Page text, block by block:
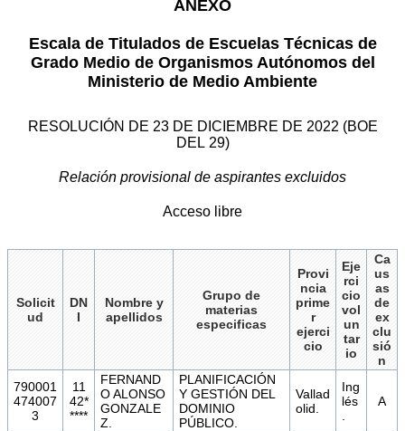
ANEXO
Escala de Titulados de Escuelas Técnicas de
Grado Medio de Organismos Autónomos del
Ministerio de Medio Ambiente
RESOLUCIÓN DE 23 DE DICIEMBRE DE 2022 (BOE
DEL 29)
Relación provisional de aspirantes excluidos
Acceso libre
Solicit
ud
DN
I
Nombre y
apellidos
Grupo de
materias
especificas
Provi
ncia
prime
r
ejerci
cio
Eje
rci
cio
vol
un
tar
io
Ca
us
as
de
ex
clu
sió
n
790001
474007
3
11
42*
****
FERNAND
O ALONSO
GONZALE
Z.
PLANIFICACIÓN
Y GESTIÓN DEL
DOMINIO
PÚBLICO.
Vallad
olid.
Ing
lés
A